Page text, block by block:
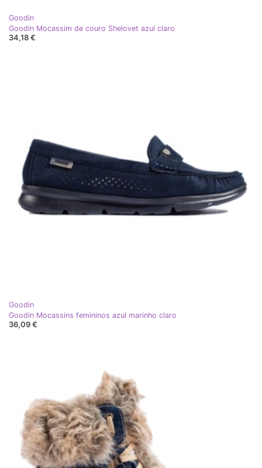
Goodin
Goodin Mocassim de couro Shelovet azul claro
34,18 €
Goodin
Goodin Mocassins femininos azul marinho claro
36,09 €